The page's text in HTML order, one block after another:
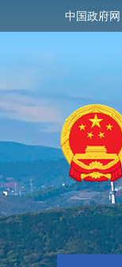
中国政府网